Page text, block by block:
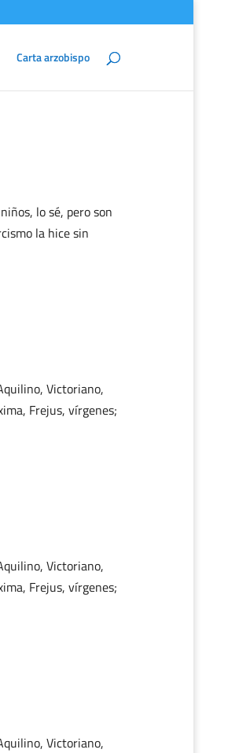
Carta arzobispo
lo sé, pero son
la hice sin
Victoriano,
Frejus, vírgenes;
Victoriano,
Frejus, vírgenes;
Victoriano,